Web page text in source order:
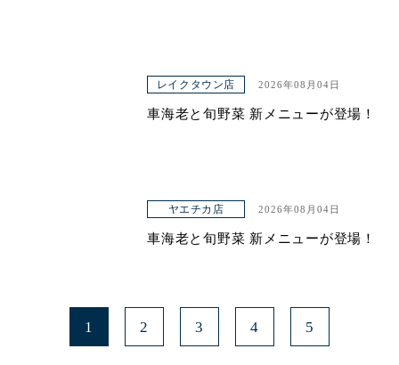
レイクタウン店 2026年08月04日
車海老と旬野菜 新メニューが登場！
ヤエチカ店 2026年08月04日
車海老と旬野菜 新メニューが登場！
1 2 3 4 5